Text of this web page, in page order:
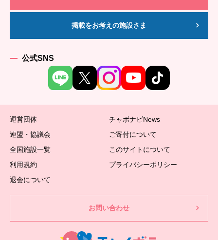
掲載をお考えの施設さま
公式SNS
運営団体
チャボナビNews
連盟・協議会
ご寄付について
全国施設一覧
このサイトについて
利用規約
プライバシーポリシー
退会について
お問い合わせ